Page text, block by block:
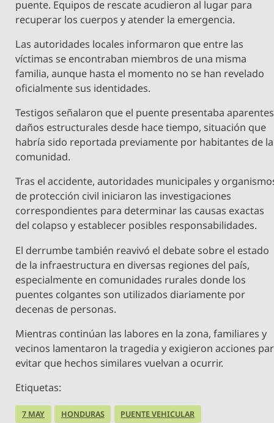
puente. Equipos de rescate acudieron al lugar para
recuperar los cuerpos y atender la emergencia.
Las autoridades locales informaron que entre las
víctimas se encontraban miembros de una misma
familia, aunque hasta el momento no se han revelado
oficialmente sus identidades.
Testigos señalaron que el puente presentaba aparentes
daños estructurales desde hace tiempo, situación que
habría sido reportada previamente por habitantes de la
comunidad.
Tras el accidente, autoridades municipales y
de protección civil iniciaron las investigaciones
correspondientes para determinar las causas exactas
del colapso y establecer posibles responsabilidades.
El derrumbe también reavivó el debate sobre el estado
de la infraestructura en diversas regiones del país,
especialmente en comunidades rurales donde los
puentes colgantes son utilizados diariamente por
decenas de personas.
Mientras continúan las labores en la zona, familiares y
vecinos lamentaron la tragedia y exigieron acciones
evitar que hechos similares vuelvan a ocurrir.
Etiquetas:
7 MAY HONDURAS PUENTE VEHICULAR